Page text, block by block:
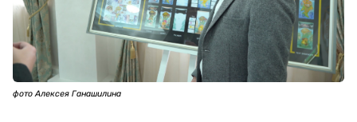
фото Алексея Ганашилина